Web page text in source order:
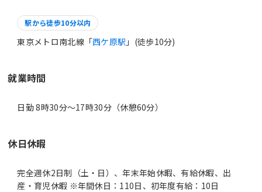
駅から徒歩10分以内
東京メトロ南北線「西ケ原駅 」(徒歩10分)
就業時間
日勤 8時30分〜17時30分（休憩60分）
休日休暇
完全週休2日制（土・日）、年末年始休暇、有給休暇、出
産・育児休暇 ※年間休日：110日、初年度有給：10日